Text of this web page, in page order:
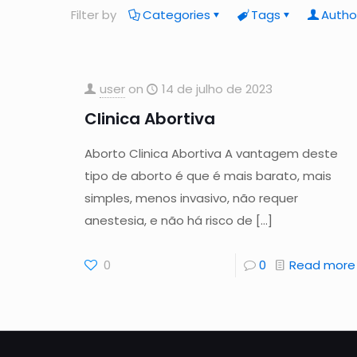
Filter by Categories Tags
user on 14 de julho de 2023
Clinica Abortiva
Aborto Clinica Abortiva A vantagem deste
tipo de aborto é que é mais barato, mais
simples, menos invasivo, não requer
anestesia, e não há risco de […]
0 0 Read more